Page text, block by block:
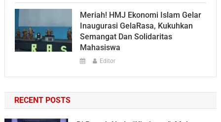
Meriah! HMJ Ekonomi Islam Gelar
Inaugurasi GelaRasa, Kukuhkan
Semangat Dan Solidaritas
Mahasiswa
Editor
RECENT POSTS